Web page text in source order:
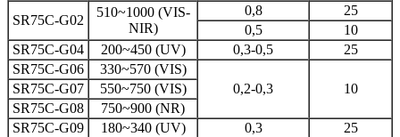
SR75C-G02
510~1000 (VIS-
NIR)
0,8
25
0,5
10
SR75C-G04
200~450 (UV) 0,3-0,5
25
SR75C-G06
330~570 (VIS)
0,2-0,3
10
SR75C-G07
550~750 (VIS)
SR75C-G08
750~900 (NR)
SR75C-G09
180~340 (UV) 0,3
25